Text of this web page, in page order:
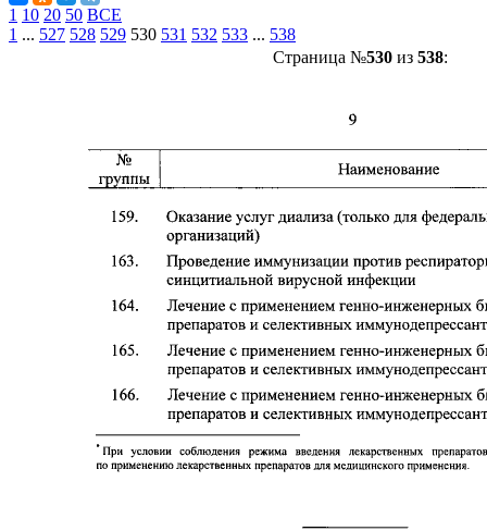
1 10 20 50 ВСЕ
1 ... 527 528 529 530 531 532 533 ... 538
Страница №530из 538: